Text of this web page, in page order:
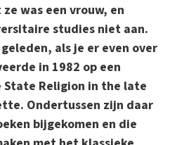
was een vrouw, en
studies niet aan.
als je er even over
in 1982 op een
Religion in the late
Ondertussen zijn daar
bijgekomen en die